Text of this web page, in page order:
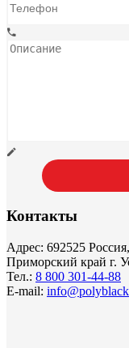
Контакты
Адрес: 692525 Россия,
Приморский край г.
Тел.: 8 800 301-44-88
E-mail: